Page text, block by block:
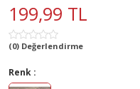
199,99 TL
(0) Değerlendirme
Renk :